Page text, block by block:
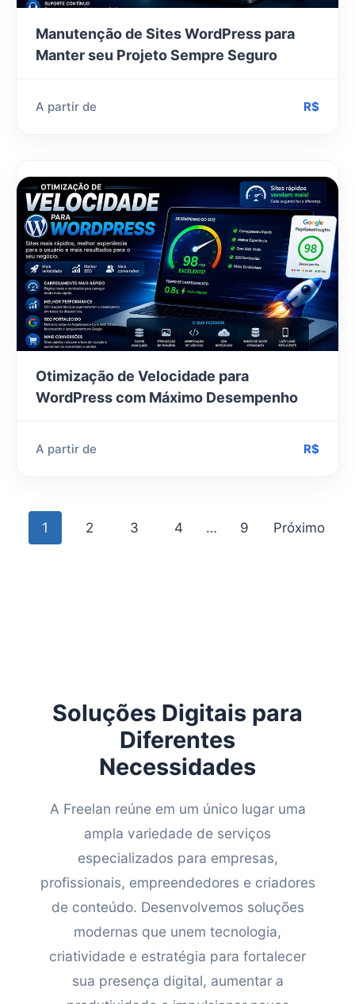
Manutenção de Sites WordPress para
Manter seu Projeto Sempre Seguro
A partir de R$
Otimização de Velocidade para
WordPress com Máximo Desempenho
A partir de R$
Navegação
1 2 3 4 … 9 Próximo
Soluções Digitais para
Diferentes
Necessidades
A Freelan reúne em um único lugar uma
ampla variedade de serviços
especializados para empresas,
profissionais, empreendedores e criadores
de conteúdo. Desenvolvemos soluções
modernas que unem tecnologia,
criatividade e estratégia para fortalecer
sua presença digital, aumentar a